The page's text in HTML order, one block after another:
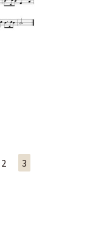
2 3